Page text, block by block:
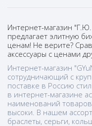
Интернет-магазин
предлагает элитную
ценам! Не верите?
аксессуары с ценами
Интернет-магазин
сотрудничающий с
поставке в Россию
в интернет-магазине
наименований
высоки. В нашем
браслеты, серьги,